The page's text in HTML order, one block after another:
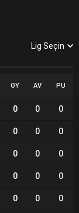
Lig Seçin
OY AV PU
0 0 0
0 0 0
0 0 0
0 0 0
0 0 0